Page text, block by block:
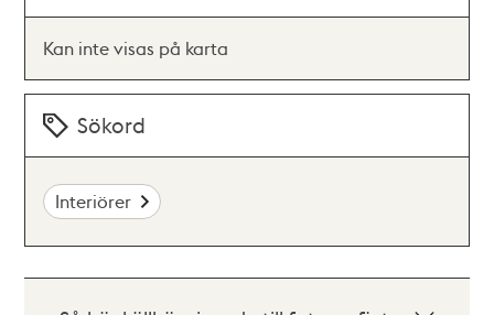
Kan inte visas på karta
Sökord
Interiörer